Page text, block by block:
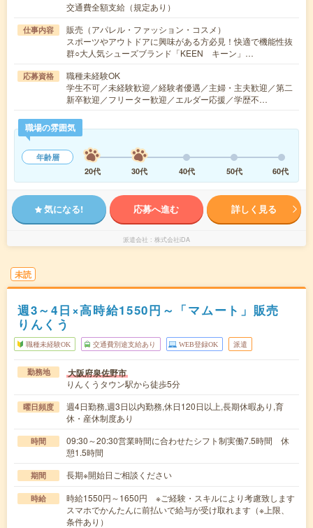
交通費全額支給（規定あり）
仕事内容
販売（アパレル・ファッション・コスメ）
スポーツやアウトドアに興味がある方必見！快適で機能性抜
群○大人気シューズブランド「KEEN キーン」…
応募資格
職種未経験OK
学生不可／未経験歓迎／経験者優遇／主婦・主夫歓迎／第二
新卒歓迎／フリーター歓迎／エルダー応援／学歴不…
職場の雰囲気
年齢層
20代
30代 40代 50代 60代
気になる! 応募へ進む 詳しく見る
派遣会社 株式会社iDA
未読
週3～4日×高時給1550円～「マムート」販売
りんくう
職種未経験OK 交通費別途支給あり WEB登録OK 派遣
勤務地 大阪府泉佐野市
りんくうタウン駅から徒歩5分
曜日頻度
週4日勤務,週3日以内勤務,休日120日以上,長期休暇あり,育
休・産休制度あり
時間
09:30～20:30営業時間に合わせたシフト制実働7.5時間 休
憩1.5時間
期間 長期※開始日ご相談ください
時給
時給1550円～1650円 ※ご経験・スキルにより考慮致します
スマホでかんたんに前払いで給与が受け取れます（※上限、
条件あり）